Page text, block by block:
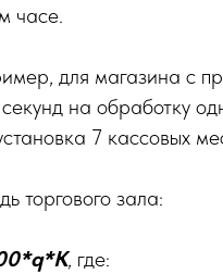
часе.
для магазина с
на обработку
7 кассовых
торгового зала:
, где: